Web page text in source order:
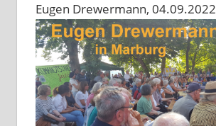
Eugen Drewermann, 04.09.2022